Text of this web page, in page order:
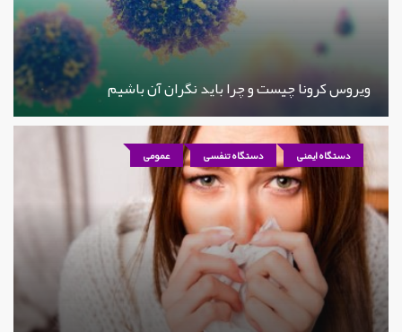
ویروس کرونا چیست و چرا باید نگران آن باشیم
دستگاه ایمنی دستگاه تنفسی عمومی